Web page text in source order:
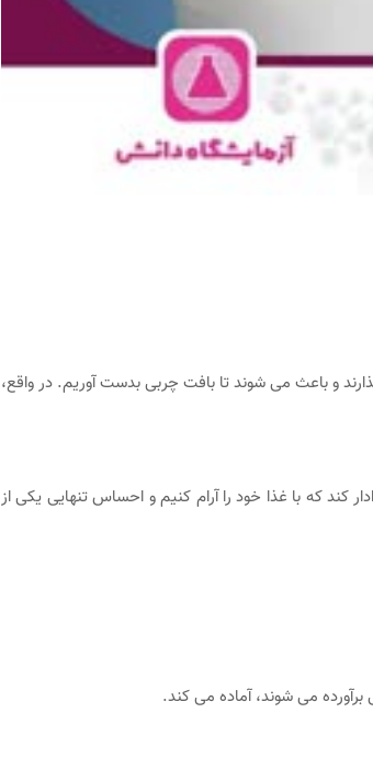
و باعث می شوند تا بافت چربی بدست آوریم. در واقع،
که با غذا خود را آرام کنیم و احساس تنهایی یکی از
می شوند، آماده می کند.